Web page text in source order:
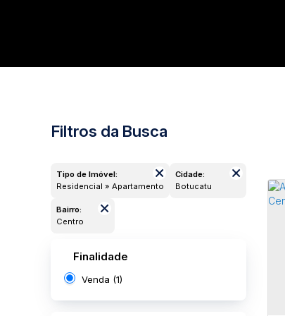
Filtros da Busca
Tipo de Imóvel:
Residencial » Apartamento
Cidade:
Botucatu
Bairro:
Centro
Finalidade
Venda (1)